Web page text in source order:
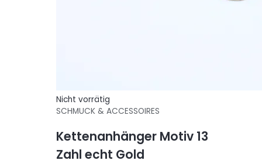
Nicht vorrätig
SCHMUCK & ACCESSOIRES
Kettenanhänger Motiv 13
Zahl echt Gold